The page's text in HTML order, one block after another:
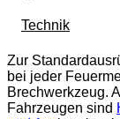
Technik
Zur
bei jeder
Brechwerkzeug.
Fahrzeugen sind